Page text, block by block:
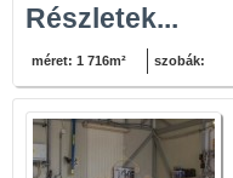
Részletek...
méret: 1 716m² szobák: